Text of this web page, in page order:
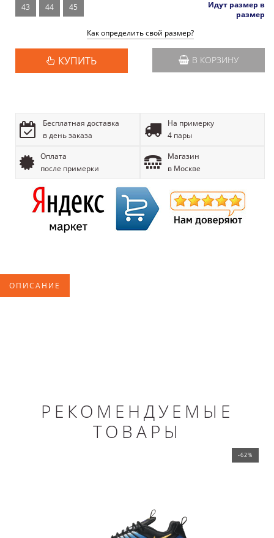
43 44 45
Идут размер в
размер
Как определить свой размер?
КУПИТЬ В КОРЗИНУ
Бесплатная доставка
в день заказа
На примерку
4 пары
Оплата
после примерки
Магазин
в Москве
ОПИСАНИЕ
РЕКОМЕНДУЕМЫЕ
ТОВАРЫ
-62%